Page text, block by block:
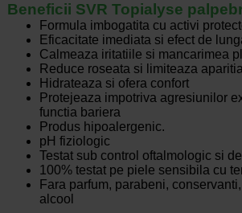
Beneficii SVR Topialyse
Formula imbogatita cu activi
Eficacitate imediata si efect de
Calmeaza iritatiile si mancarimea
Reduce roseata si limiteaza
Hidrateaza si ofera confort
Protejeaza impotriva agresiunilor
functia bariera
Produs hipoalergenic.
pH fiziologic
Testat sub control oftalmologic si
100% testat pe piele sensibila cu
Fara parfum, parabeni,
alcool